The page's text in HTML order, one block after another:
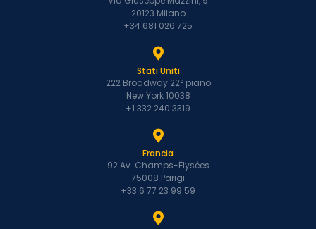
20123 Milano
+34 681 026 725
Stati Uniti
222 Broadway 22° piano
New York 10038
+1 332 240 3319
Francia
92 Av. Champs-Élysées
75008 Parigi
+33 6 77 23 99 59